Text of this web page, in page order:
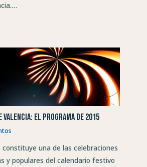
Valencia: el programa de 2015
constituye una de las celebraciones
y populares del calendario festivo